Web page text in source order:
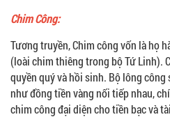
Chim Công:
Tương truyền, Chim công vốn là họ
(loài chim thiêng trong bộ Tứ Linh).
quyền quý và hồi sinh. Bộ lông công
như đồng tiền vàng nối tiếp nhau,
chim công đại diện cho tiền bạc và